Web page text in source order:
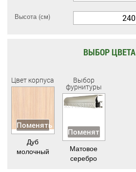
Высота (см) 240
ВЫБОР ЦВЕТА
Цвет корпуса
Поменять
Дуб
молочный
Выбор
фурнитуры
Поменять
Матовое
серебро